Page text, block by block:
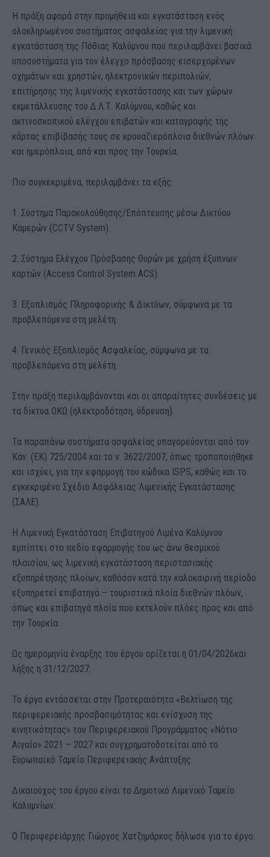
Η πράξη αφορά στην προμήθεια και εγκατάσταση ενός
ολοκληρωμένου συστήματος ασφαλείας για την λιμενική
εγκατάσταση της Πόθιας Καλύμνου που περιλαμβάνει βασικά
υποσυστήματα για τον έλεγχο πρόσβασης εισερχομένων
οχημάτων και χρηστών, ηλεκτρονικών περιπολιών,
επιτήρησης της λιμενικής εγκατάστασης και των χώρων
εκμετάλλευσης του Δ.Λ.Τ. Καλύμνου, καθώς και
ακτινοσκοπικού ελέγχου επιβατών και καταγραφής της
κάρτας επιβίβασής τους σε κρουαζιερόπλοια διεθνών πλόων
και ημερόπλοια, από και προς την Τουρκία.
Πιο συγκεκριμένα, περιλαμβάνει τα εξής:
1. Σύστημα Παρακολούθησης/Επόπτευσης μέσω Δικτύου
Καμερών (CCTV System).
2. Σύστημα Ελέγχου Πρόσβασης Θυρών με χρήση έξυπνων
καρτών (Access Control System ACS).
3. Εξοπλισμός Πληροφορικής & Δικτύων, σύμφωνα με τα
προβλεπόμενα στη μελέτη.
4. Γενικός Εξοπλισμός Ασφαλείας, σύμφωνα με τα
προβλεπόμενα στη μελέτη.
Στην πράξη περιλαμβάνονται και οι απαραίτητες συνδέσεις με
τα δίκτυα ΟΚΩ (ηλεκτροδότηση, ύδρευση).
Τα παραπάνω συστήματα ασφαλείας υπαγορεύονται από τον
Καν. (ΕΚ) 725/2004 και το ν. 3622/2007, όπως τροποποιήθηκε
και ισχύει, για την εφαρμογή του κώδικα ISPS, καθώς και το
εγκεκριμένο Σχέδιο Ασφάλειας Λιμενικής Εγκατάστασης
(ΣΑΛΕ).
Η Λιμενική Εγκατάσταση Επιβατηγού Λιμένα Καλύμνου
εμπίπτει στο πεδίο εφαρμογής του ως άνω θεσμικού
πλαισίου, ως λιμενική εγκατάσταση περιστασιακής
εξυπηρέτησης πλοίων, καθόσον κατά την καλοκαιρινή περίοδο
εξυπηρετεί επιβατηγά – τουριστικά πλοία διεθνών πλόων,
όπως και επιβατηγά πλοία που εκτελούν πλόες προς και από
την Τουρκία.
Ως ημερομηνία έναρξης του έργου ορίζεται η 01/04/2026και
λήξης η 31/12/2027.
Το έργο εντάσσεται στην Προτεραιότητα «Βελτίωση της
περιφερειακής προσβασιμότητας και ενίσχυση της
κινητικότητας» του Περιφερειακού Προγράμματος «Νότιο
Αιγαίο» 2021 – 2027 και συγχρηματοδοτείται από το
Ευρωπαϊκό Ταμείο Περιφερειακής Ανάπτυξης.
Δικαιούχος του έργου είναι το Δημοτικό Λιμενικό Ταμείο
Καλυμνίων.
Ο Περιφερειάρχης Γιώργος Χατζημάρκος δήλωσε για το έργο: